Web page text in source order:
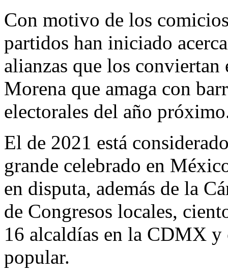
Con motivo de los
partidos han iniciado
alianzas que los
Morena que amaga con
electorales del año
El de 2021 está
grande celebrado en
en disputa, además de la
de Congresos locales,
16 alcaldías en la CDMX y
popular.